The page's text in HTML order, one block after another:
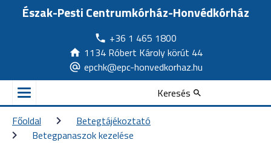
Észak-Pesti Centrumkórház-Honvédkórház
+36 1 465 1800
1134 Róbert Károly körút 44
epchk@epc-honvedkorhaz.hu
Keresés
Főoldal
Betegtájékoztató
Betegpanaszok kezelése